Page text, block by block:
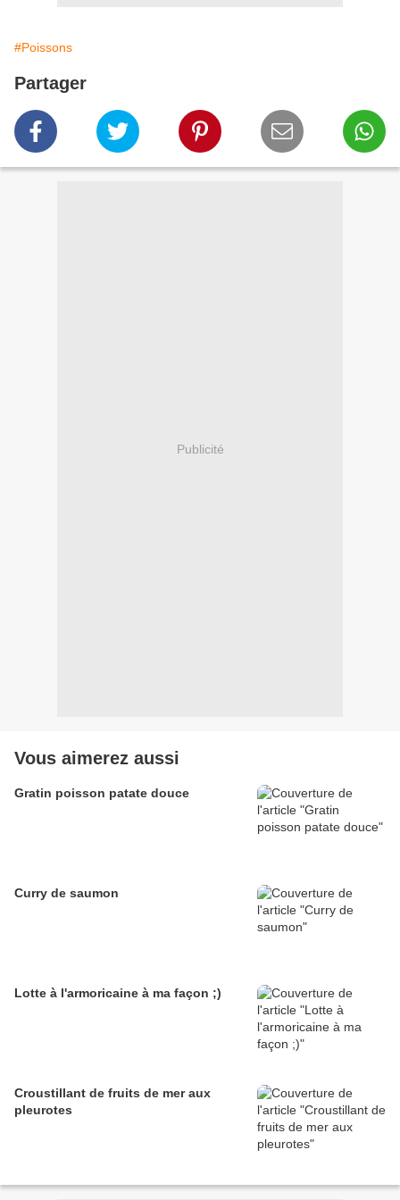
#Poissons
Partager
Publicité
Vous aimerez aussi
Gratin poisson patate douce
Curry de saumon
Lotte à l'armoricaine à ma façon ;)
Croustillant de fruits de mer aux
pleurotes